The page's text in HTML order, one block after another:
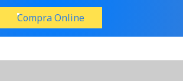
Compra Online